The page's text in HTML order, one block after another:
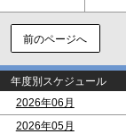
前のページへ
年度別スケジュール
2026年06月
2026年05月